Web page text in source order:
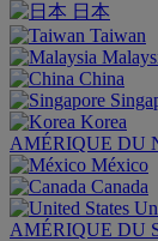
日本
Taiwan
China
Korea
AMÉRIQUE DU
México
Canada
AMÉRIQUE DU